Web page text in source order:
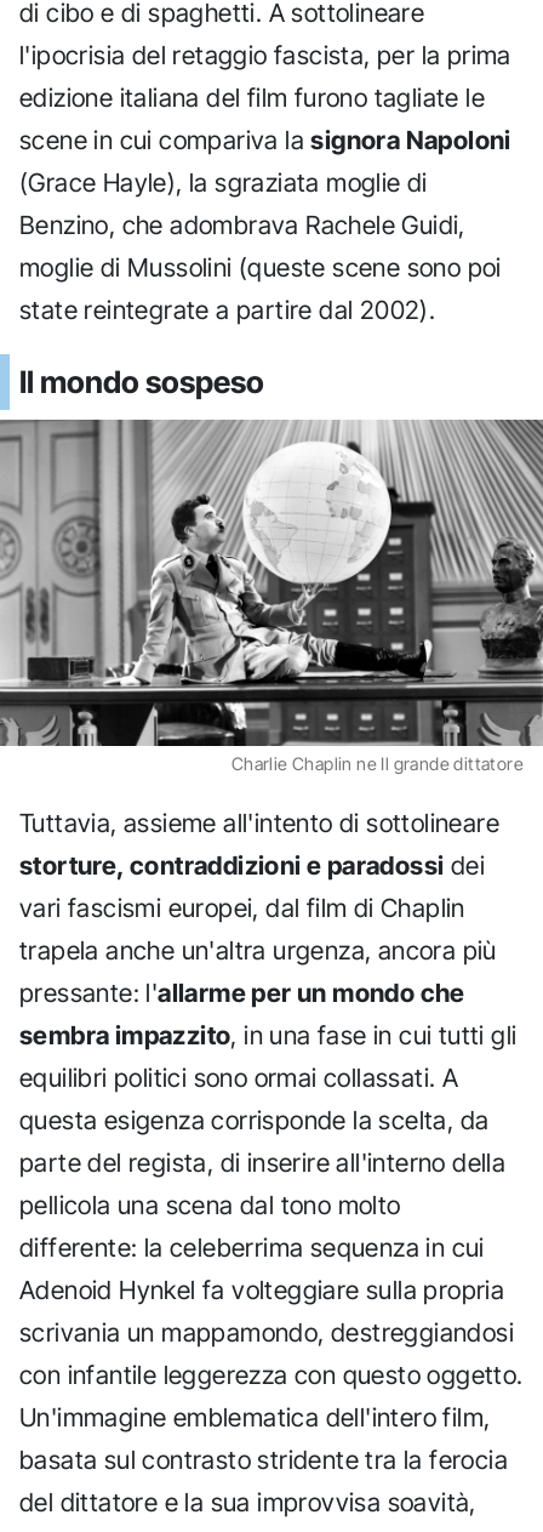
di cibo e di spaghetti. A sottolineare
l'ipocrisia del retaggio fascista, per la prima
edizione italiana del film furono tagliate le
scene in cui compariva lasignora Napoloni
(Grace Hayle), la sgraziata moglie di
Benzino, che adombrava Rachele Guidi,
moglie di Mussolini (queste scene sono poi
state reintegrate a partire dal 2002).
Il mondo sospeso
Charlie Chaplin ne Il grande dittatore
Tuttavia, assieme all'intento di sottolineare
storture, contraddizioni e paradossi dei
vari fascismi europei, dal film di Chaplin
trapela anche un'altra urgenza, ancora più
pressante: l'allarme per un mondo che
sembra impazzito, in una fase in cui tutti gli
equilibri politici sono ormai collassati. A
questa esigenza corrisponde la scelta, da
parte del regista, di inserire all'interno della
pellicola una scena dal tono molto
differente: la celeberrima sequenza in cui
Adenoid Hynkel fa volteggiare sulla propria
scrivania un mappamondo, destreggiandosi
con infantile leggerezza con questo oggetto.
Un'immagine emblematica dell'intero film,
basata sul contrasto stridente tra la ferocia
del dittatore e la sua improvvisa soavità,